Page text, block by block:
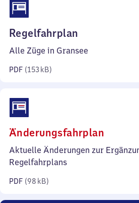
Regelfahrplan
153
Alle Züge in Gransee
PDF (153 kB)
Änderungsfahrplan
98
Aktuelle Änderungen zur
Regelfahrplans
PDF (98 kB)